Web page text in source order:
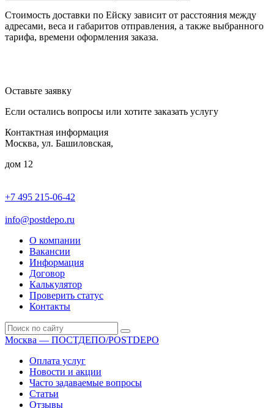
Стоимость доставки по Ейску зависит от расстояния между
адресами, веса и габаритов отправления, а также выбранного
тарифа, времени оформления заказа.
Оставьте заявку
Если остались вопросы или хотите заказать услугу
Контактная информация
Москва, ул. Башиловская,
дом 12
+7 495 215-06-42
info@postdepo.ru
О компании
Вакансии
Информация
Договор
Калькулятор
Проверить статус
Контакты
Москва — ПОСТДЕПО/POSTDEPO
Оплата услуг
Новости и акции
Часто задаваемые вопросы
Статьи
Отзывы